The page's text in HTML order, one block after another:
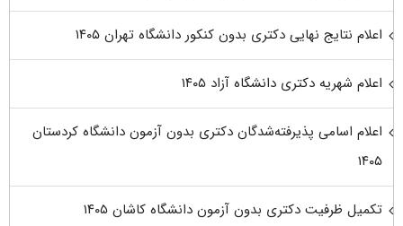
اعلام نتایج نهایی دکتری بدون کنکور دانشگاه تهران ۱۴۰۵
اعلام شهریه دکتری دانشگاه آزاد ۱۴۰۵
اعلام اسامی پذیرفته‌شدگان دکتری بدون آزمون دانشگاه کردستان
۱۴۰۵
تکمیل ظرفیت دکتری بدون آزمون دانشگاه کاشان ۱۴۰۵